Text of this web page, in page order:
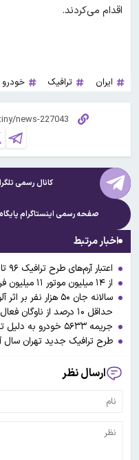
اقدام می‌کردند.
ایران ترافیک خودرو
کانال رسمی
صفحه رسمی اینستاگرام
اخبار مرتبط
اعتبار آرم‌های طرح ترافیک ۹۶ تا ۳۱ فروردین ۹۶ تمدید شد
از ۱۴ میلیون موتور ۱۱ میلیون فرسوده است!
سالانه جان ۵۰
حداقل ۱۰ درصد از ناوگان فعال شهر تهران، آلاینده هستند
جریمه ۵۶۳۳ خودرو به دلیل تخلفات شبانه
طرح ترافیک جدید تهران سال
ارسال نظر